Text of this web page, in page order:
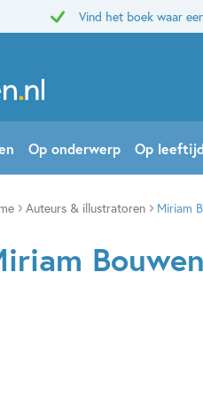
Vind het boek waar
Op onderwerp Op
Auteurs & illustratoren Miriam